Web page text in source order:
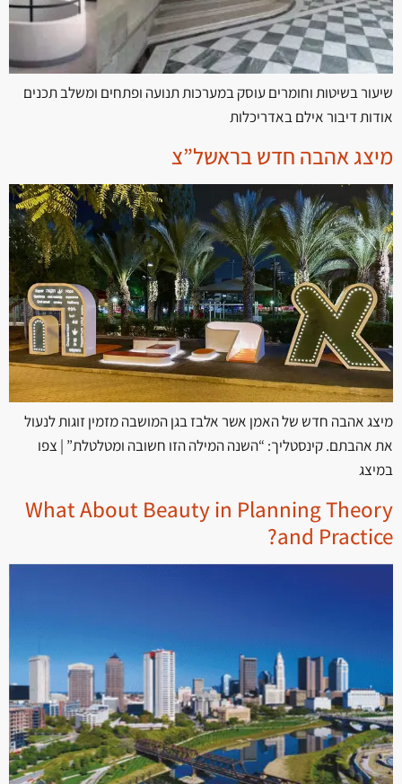
שיעור בשיטות וחומרים עוסק במערכות תנועה ופתחים ומשלב תכנים
אודות דיבור אילם באדריכלות
מיצג אהבה חדש בראשל”צ
מיצג אהבה חדש של האמן אשר אלבז בגן המושבה מזמין זוגות לנעול
את אהבתם. קינסטליך: “השנה המילה הזו חשובה ומטלטלת” | צפו
במיצג
What About Beauty in Planning Theory
and Practice?